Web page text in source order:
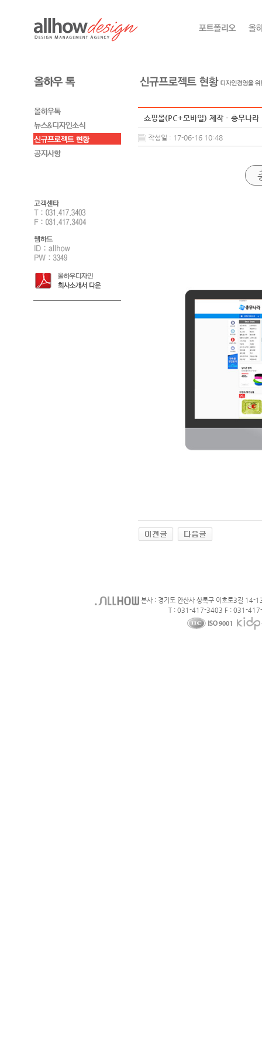
쇼핑몰(PC+모바일) 제작 - 총무나라
작성일 : 17-06-16 10:48
본사 : 경기도 안산사 상록구 이호로3길 14-
T : 031-417-3403 F : 031-